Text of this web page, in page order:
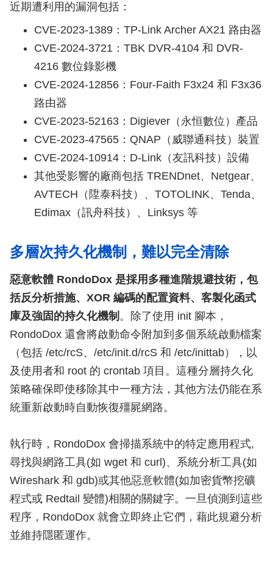
近期遭利用的漏洞包括：
CVE-2023-1389：TP-Link Archer AX21 路由器
CVE-2024-3721：TBK DVR-4104 和 DVR-
4216 數位錄影機
CVE-2024-12856：Four-Faith F3x24 和 F3x36
路由器
CVE-2023-52163：Digiever（永恒數位）產品
CVE-2023-47565：QNAP（威聯通科技）裝置
CVE-2024-10914：D-Link（友訊科技）設備
其他受影響的廠商包括 TRENDnet、Netgear、
AVTECH（陞泰科技）、TOTOLINK、Tenda、
Edimax（訊舟科技）、Linksys 等
多層次持久化機制，難以完全清除
惡意軟體 RondoDox 是採用多種進階規避技術，包
括反分析措施、XOR 編碼的配置資料、客製化函式
庫及強固的持久化機制 。除了使用 init 腳本，
RondoDox 還會將啟動命令附加到多個系統啟動檔案
（包括 /etc/rcS、/etc/init.d/rcS 和 /etc/inittab），以
及使用者和 root 的 crontab 項目。這種分層持久化
策略確保即使移除其中一種方法，其他方法仍能在系
統重新啟動時自動恢復殭屍網路。
執行時，RondoDox 會掃描系統中的特定應用程式,
尋找與網路工具(如 wget 和 curl)、系統分析工具(如
Wireshark 和 gdb)或其他惡意軟體(如加密貨幣挖礦
程式或 Redtail 變體)相關的關鍵字。一旦偵測到這些
程序，RondoDox 就會立即終止它們，藉此規避分析
並維持隱匿運作。